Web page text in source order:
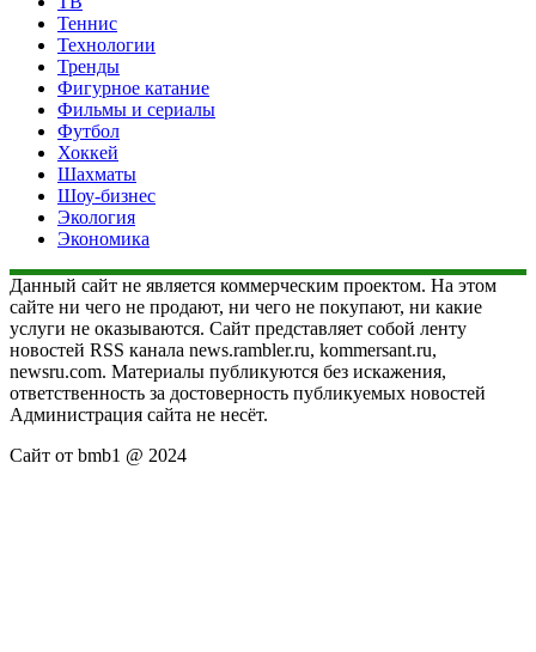
Теннис
Технологии
Тренды
Фигурное катание
Фильмы и сериалы
Футбол
Хоккей
Шахматы
Шоу-бизнес
Экология
Экономика
Данный сайт не является коммерческим проектом. На этом
сайте ни чего не продают, ни чего не покупают, ни какие
услуги не оказываются. Сайт представляет собой ленту
новостей RSS канала news.rambler.ru, kommersant.ru,
newsru.com. Материалы публикуются без искажения,
ответственность за достоверность публикуемых новостей
Администрация сайта не несёт.
Сайт от bmb1 @ 2024